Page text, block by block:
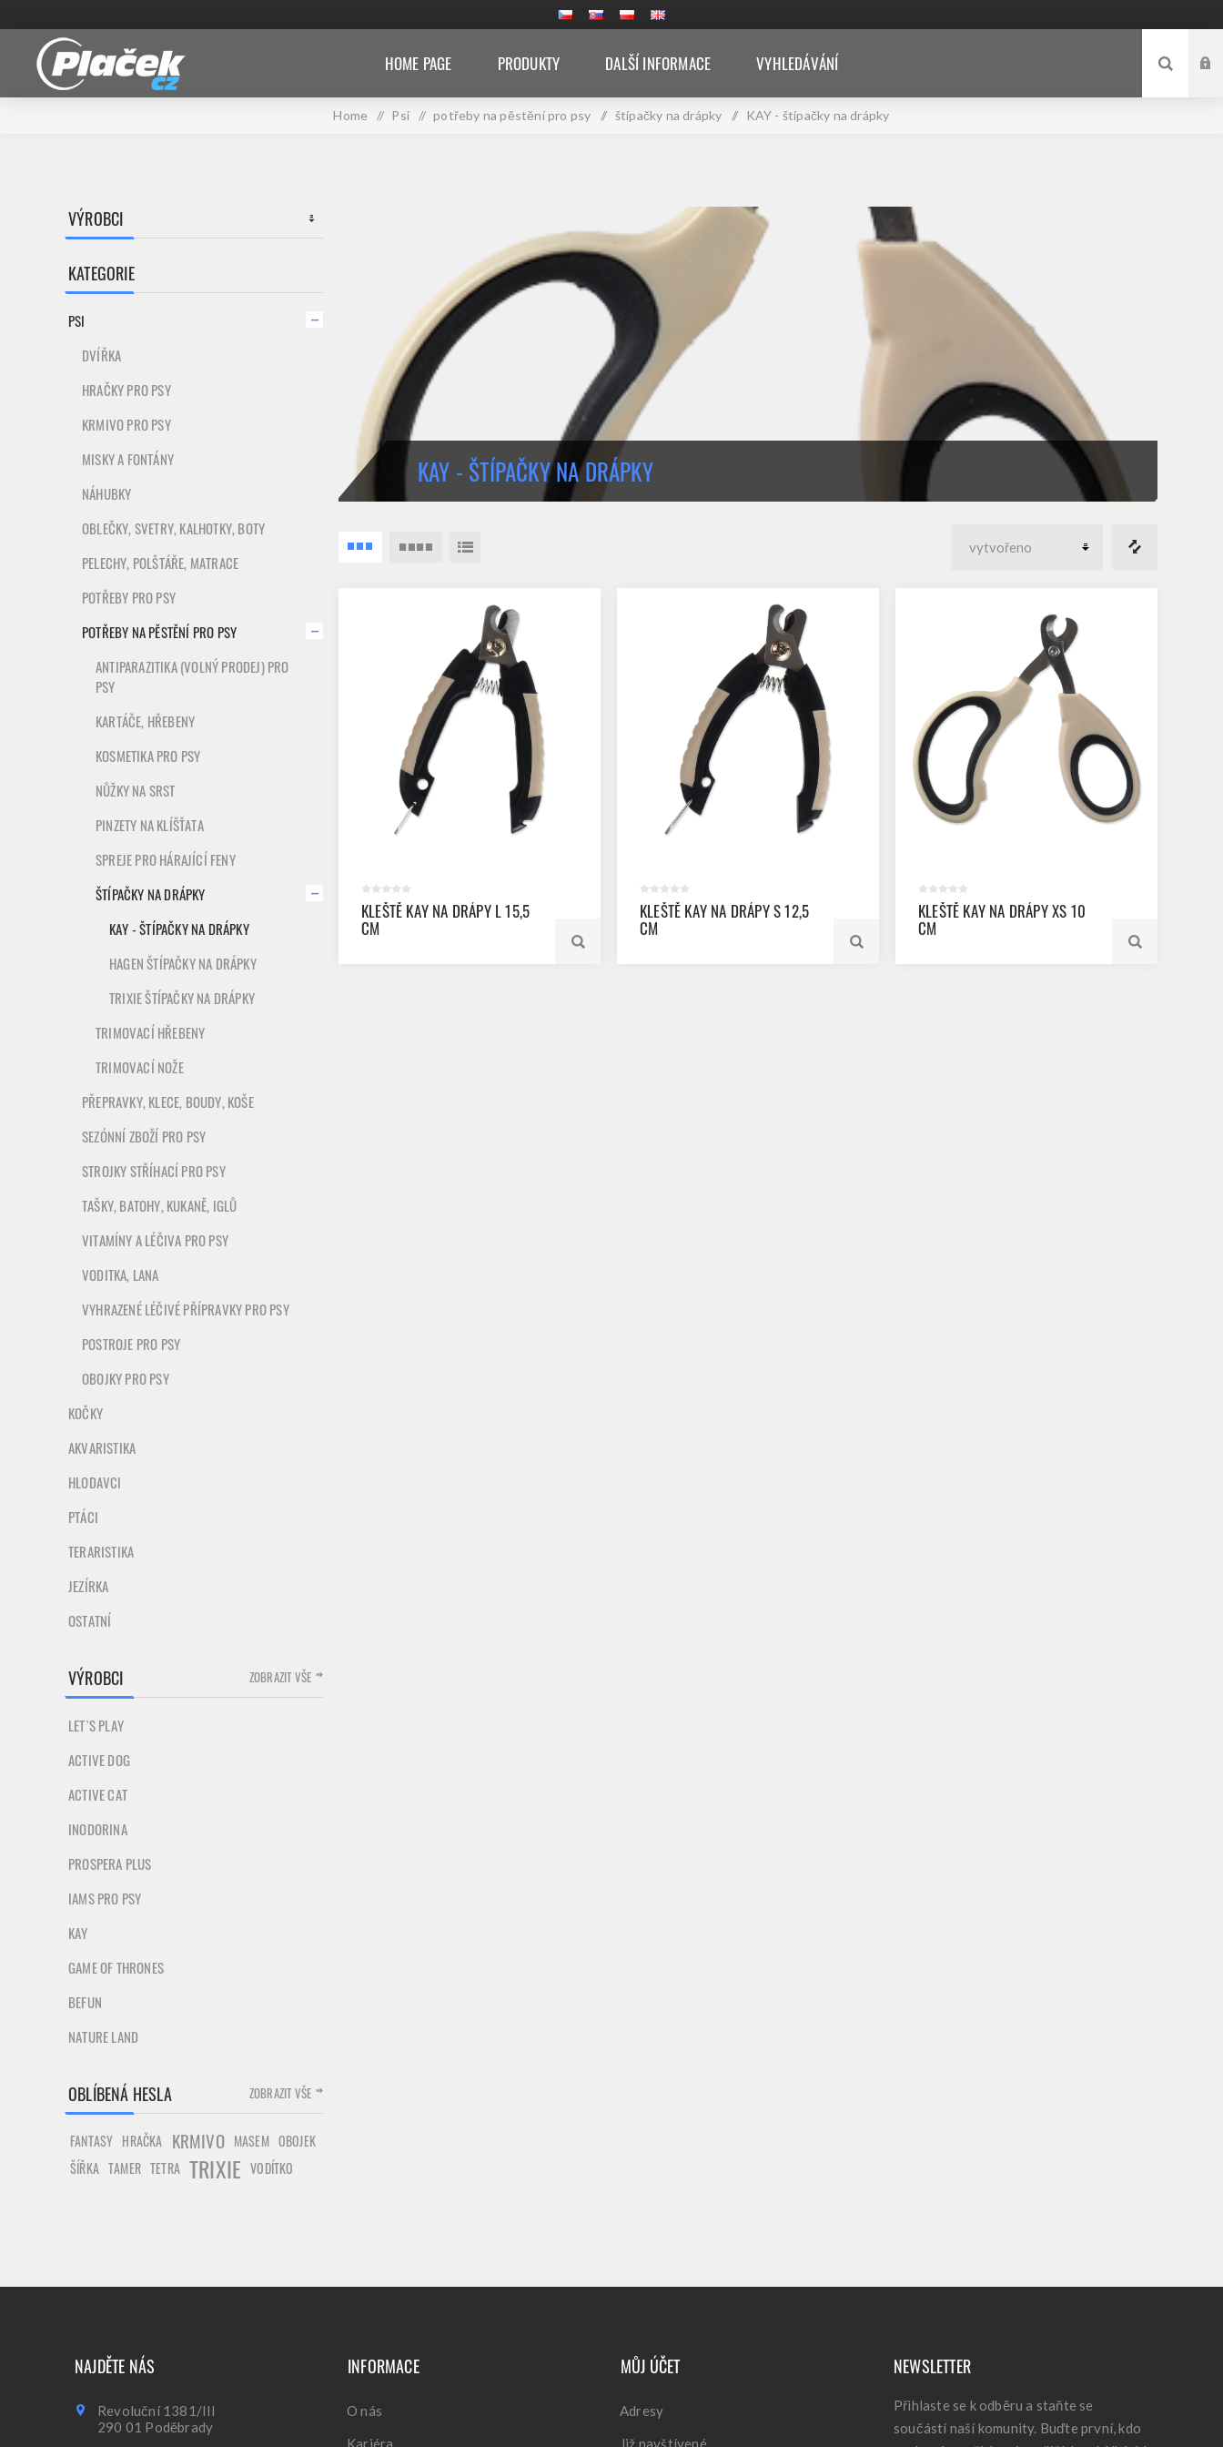
HOME PAGE PRODUKTY DALŠÍ INFORMACE VYHLEDÁVÁNÍ
Home / Psi / potřeby na pěstění pro psy / štípačky na drápky / KAY - štípačky na drápky
KAY - ŠTÍPAČKY NA DRÁPKY
KLEŠTĚ KAY NA DRÁPY L 15,5
CM
KLEŠTĚ KAY NA DRÁPY S 12,5
CM
KLEŠTĚ KAY NA DRÁPY XS 10
CM
VÝROBCI
KATEGORIE
PSI
DVÍŘKA
HRAČKY PRO PSY
KRMIVO PRO PSY
MISKY A FONTÁNY
NÁHUBKY
OBLEČKY, SVETRY, KALHOTKY, BOTY
PELECHY, POLŠTÁŘE, MATRACE
POTŘEBY PRO PSY
POTŘEBY NA PĚSTĚNÍ PRO PSY
ANTIPARAZITIKA (VOLNÝ PRODEJ) PRO
PSY
KARTÁČE, HŘEBENY
KOSMETIKA PRO PSY
NŮŽKY NA SRST
PINZETY NA KLÍŠŤATA
SPREJE PRO HÁRAJÍCÍ FENY
ŠTÍPAČKY NA DRÁPKY
KAY - ŠTÍPAČKY NA DRÁPKY
HAGEN ŠTÍPAČKY NA DRÁPKY
TRIXIE ŠTÍPAČKY NA DRÁPKY
TRIMOVACÍ HŘEBENY
TRIMOVACÍ NOŽE
PŘEPRAVKY, KLECE, BOUDY, KOŠE
SEZÓNNÍ ZBOŽÍ PRO PSY
STROJKY STŘÍHACÍ PRO PSY
TAŠKY, BATOHY, KUKANĚ, IGLŮ
VITAMÍNY A LÉČIVA PRO PSY
VODITKA, LANA
VYHRAZENÉ LÉČIVÉ PŘÍPRAVKY PRO PSY
POSTROJE PRO PSY
OBOJKY PRO PSY
KOČKY
AKVARISTIKA
HLODAVCI
PTÁCI
TERARISTIKA
JEZÍRKA
OSTATNÍ
VÝROBCI
LET`S PLAY
ACTIVE DOG
ACTIVE CAT
INODORINA
PROSPERA PLUS
IAMS PRO PSY
KAY
GAME OF THRONES
BEFUN
NATURE LAND
ZOBRAZIT VŠE
OBLÍBENÁ HESLA
FANTASY HRAČKA KRMIVO MASEM OBOJEK
ŠÍŘKA TAMER TETRA TRIXIE VODÍTKO
ZOBRAZIT VŠE
NAJDĚTE NÁS
Revoluční 1381/III
290 01 Poděbrady
INFORMACE
O nás
Kariéra
MŮJ ÚČET
Adresy
Již navštívené
NEWSLETTER
Přihlaste se k odběru a staňte se
součástí naší komunity. Buďte první, kdo